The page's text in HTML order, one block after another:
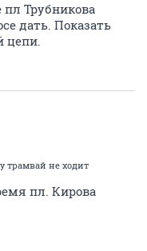
Трубникова
дать. Показать
цепи.
трамвай не ходит
пл. Кирова